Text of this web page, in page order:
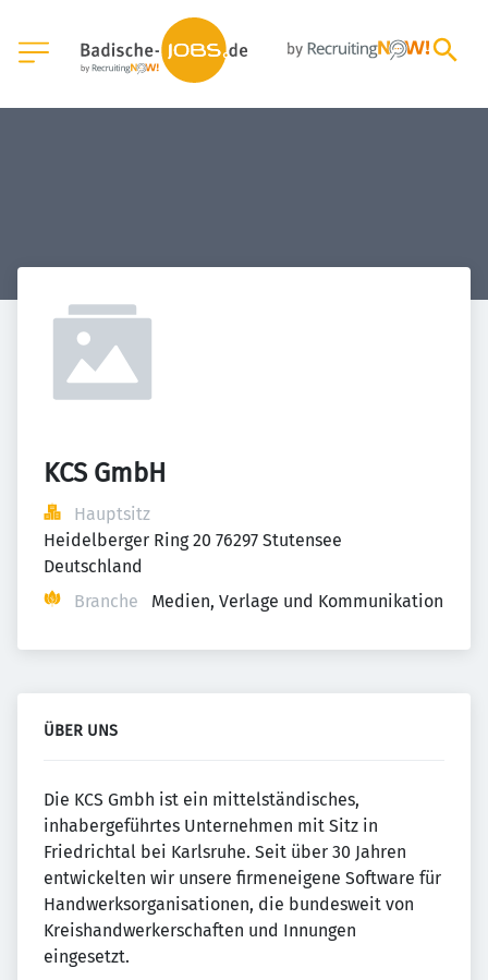
KCS GmbH
Hauptsitz
Heidelberger Ring 20 76297 Stutensee
Deutschland
Branche
Medien, Verlage und Kommunikation
ÜBER UNS
Die KCS Gmbh ist ein mittelständisches,
inhabergeführtes Unternehmen mit Sitz in
Friedrichtal bei Karlsruhe. Seit über 30 Jahren
entwickelten wir unsere firmeneigene Software für
Handwerksorganisationen, die bundesweit von
Kreishandwerkerschaften und Innungen
eingesetzt.